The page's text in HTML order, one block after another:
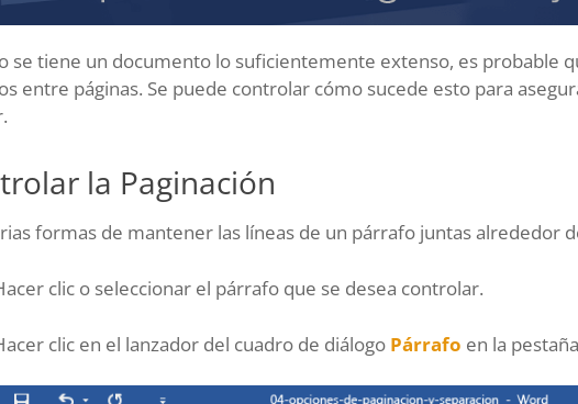
se tiene un documento lo suficientemente extenso, es probable
entre páginas. Se puede controlar cómo sucede esto para
la Paginación
formas de mantener las líneas de un párrafo juntas alrededor
clic o seleccionar el párrafo que se desea controlar.
clic en el lanzador del cuadro de diálogo Párrafo en la